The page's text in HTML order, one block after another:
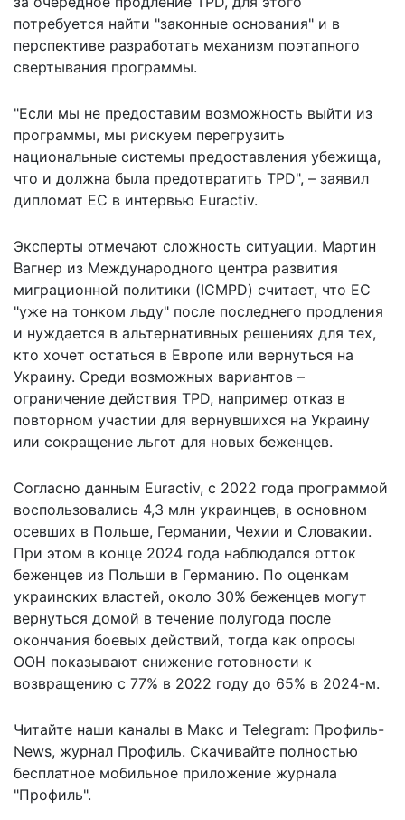
потребуется найти "законные основания" и в
перспективе разработать механизм поэтапного
свертывания программы.
"Если мы не предоставим возможность выйти из
программы, мы рискуем перегрузить
национальные системы предоставления убежища,
что и должна была предотвратить TPD", – заявил
дипломат ЕС в интервью Euractiv.
Эксперты отмечают сложность ситуации. Мартин
Вагнер из Международного центра развития
миграционной политики (ICMPD) считает, что ЕС
"уже на тонком льду" после последнего продления
и нуждается в альтернативных решениях для тех,
кто хочет остаться в Европе или вернуться на
Украину. Среди возможных вариантов –
ограничение действия TPD, например отказ в
повторном участии для вернувшихся на Украину
или сокращение льгот для новых беженцев.
Согласно данным Euractiv, с 2022 года программой
воспользовались 4,3 млн украинцев, в основном
осевших в Польше, Германии, Чехии и Словакии.
При этом в конце 2024 года наблюдался отток
беженцев из Польши в Германию. По оценкам
украинских властей, около 30% беженцев могут
вернуться домой в течение полугода после
окончания боевых действий, тогда как опросы
ООН показывают снижение готовности к
возвращению с 77% в 2022 году до 65% в 2024-м.
Читайте наши каналы в Макс и Telegram: Профиль-
News, журнал Профиль. Скачивайте полностью
бесплатное мобильное приложение журнала
"Профиль".